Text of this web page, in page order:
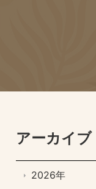
アーカイブ
2026年